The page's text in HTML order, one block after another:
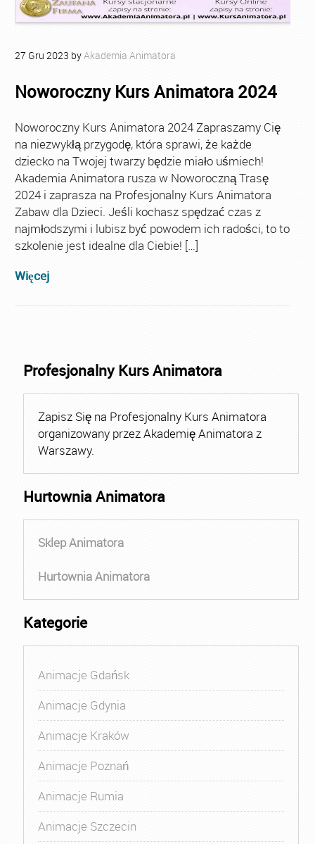
27 Gru 2023 byAkademia Animatora
Noworoczny Kurs Animatora 2024
Noworoczny Kurs Animatora 2024 Zapraszamy Cię
na niezwykłą przygodę, która sprawi, że każde
dziecko na Twojej twarzy będzie miało uśmiech!
Akademia Animatora rusza w Noworoczną Trasę
2024 i zaprasza na Profesjonalny Kurs Animatora
Zabaw dla Dzieci. Jeśli kochasz spędzać czas z
najmłodszymi i lubisz być powodem ich radości, to to
szkolenie jest idealne dla Ciebie! […]
Więcej
Profesjonalny Kurs Animatora
Zapisz Się na Profesjonalny Kurs Animatora
organizowany przez Akademię Animatora z
Warszawy.
Hurtownia Animatora
Sklep Animatora
Hurtownia Animatora
Kategorie
Animacje Gdańsk
Animacje Gdynia
Animacje Kraków
Animacje Poznań
Animacje Rumia
Animacje Szczecin